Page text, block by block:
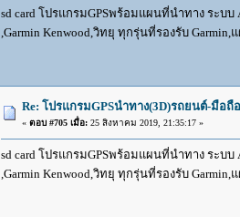
sd card โปรแกรมGPSพร้อมแผนที่นำทาง ระบบ
,Garmin Kenwood,วิทยุ ทุกรุ่นที่รองรับ
Re: โปรแกรมGPSนำทาง(3D)รถยนต์-มือ
« ตอบ #705 เมื่อ:25 สิงหาคม 2019, 21:35:17 »
sd card โปรแกรมGPSพร้อมแผนที่นำทาง ระบบ
,Garmin Kenwood,วิทยุ ทุกรุ่นที่รองรับ